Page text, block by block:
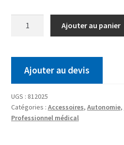
Ajouter au panier
Ajouter au devis
UGS : 812025
Catégories : Accessoires, Autonomie,
Professionnel médical